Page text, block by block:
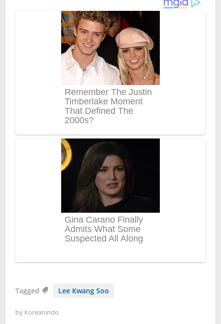
Tagged Lee Kwang Soo
by Koreanindo